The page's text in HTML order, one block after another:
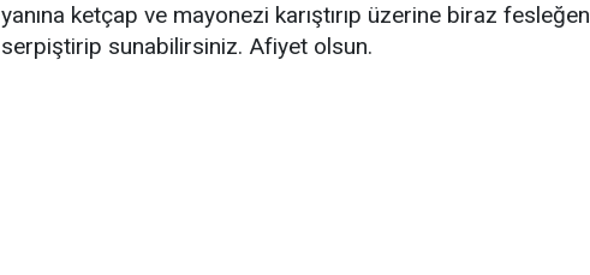
yanına ketçap ve mayonezi karıştırıp üzerine biraz fesleğen
serpiştirip sunabilirsiniz. Afiyet olsun.